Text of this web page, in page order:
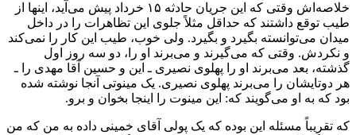
خلاصه‌اش وقتی که این جریان حادثه ۱۵ خرداد پیش می‌آید، اینها از
طیب توقع داشتند که حداقل مثلاً جلوی این تظاهرات را در داخل
میدان می‌توانسته بگیرد و بگیرد. ولی خوب، طیب این کار را نمی‌کند
و نکردش. وقتی که می‌گیرند و می‌برند او را، دو سه روز اول
گذشته، بعد می‌برند او را پهلوی نصیری ـ این و حسین آقا مهدی را ـ
هر دوتایشان را می‌برند پهلوی نصیری. یک مینوتی آنجا نوشته شده
بود که به او می‌گویند که: این مینوت را اینجا بخوان و برو.
که تقریباً مسئله این بوده که یک پولی آقای خمینی داده به من که من